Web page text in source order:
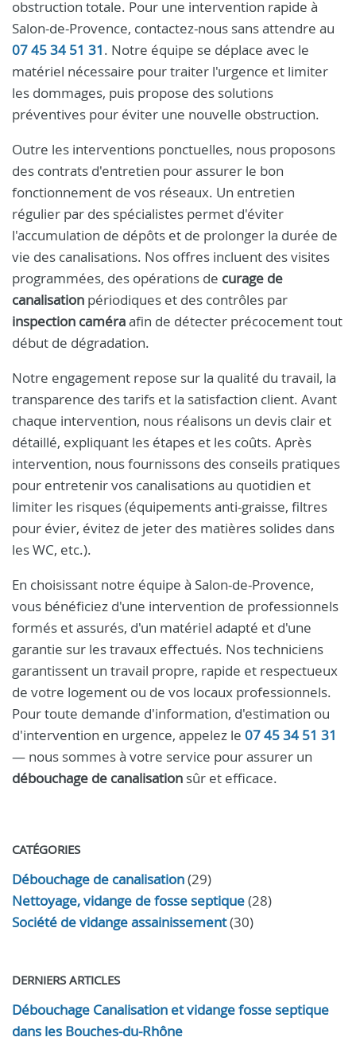
obstruction totale. Pour une intervention rapide à
Salon-de-Provence, contactez-nous sans attendre au
07 45 34 51 31. Notre équipe se déplace avec le
matériel nécessaire pour traiter l'urgence et limiter
les dommages, puis propose des solutions
préventives pour éviter une nouvelle obstruction.
Outre les interventions ponctuelles, nous proposons
des contrats d'entretien pour assurer le bon
fonctionnement de vos réseaux. Un entretien
régulier par des spécialistes permet d'éviter
l'accumulation de dépôts et de prolonger la durée de
vie des canalisations. Nos offres incluent des visites
programmées, des opérations de curage de
canalisation périodiques et des contrôles par
inspection caméraafin de détecter précocement tout
début de dégradation.
Notre engagement repose sur la qualité du travail, la
transparence des tarifs et la satisfaction client. Avant
chaque intervention, nous réalisons un devis clair et
détaillé, expliquant les étapes et les coûts. Après
intervention, nous fournissons des conseils pratiques
pour entretenir vos canalisations au quotidien et
limiter les risques (équipements anti-graisse, filtres
pour évier, évitez de jeter des matières solides dans
les WC, etc.).
En choisissant notre équipe à Salon-de-Provence,
vous bénéficiez d'une intervention de professionnels
formés et assurés, d'un matériel adapté et d'une
garantie sur les travaux effectués. Nos techniciens
garantissent un travail propre, rapide et respectueux
de votre logement ou de vos locaux professionnels.
Pour toute demande d'information, d'estimation ou
d'intervention en urgence, appelez le 07 45 34 51 31
— nous sommes à votre service pour assurer un
débouchage de canalisation sûr et efficace.
CATÉGORIES
Débouchage de canalisation(29)
Nettoyage, vidange de fosse septique(28)
Société de vidange assainissement(30)
DERNIERS ARTICLES
Débouchage Canalisation et vidange fosse septique
dans les Bouches-du-Rhône